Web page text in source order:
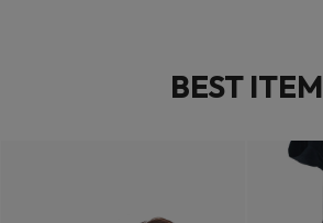
BEST ITEM